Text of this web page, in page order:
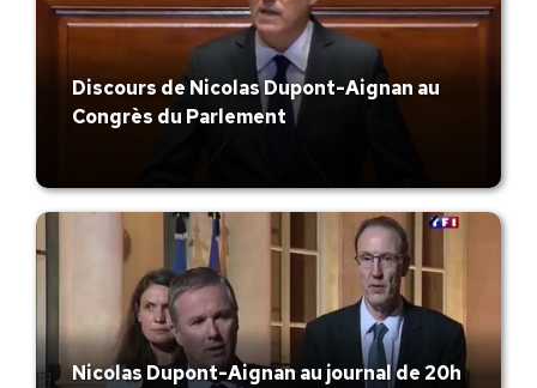
Discours de Nicolas Dupont-Aignan au
Congrès du Parlement
Nicolas Dupont-Aignan au journal de 20h